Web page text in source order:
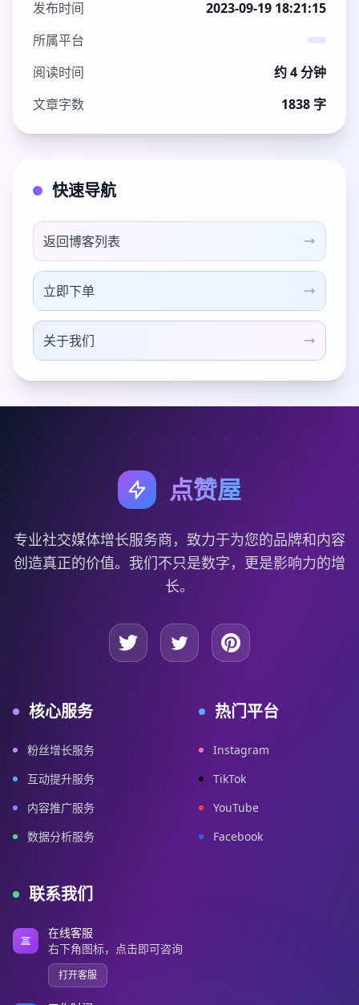
发布时间
2023-09-19 18:21:15
所属平台
阅读时间
约 4 分钟
文章字数
1838 字
快速导航
返回博客列表
立即下单
关于我们
点赞屋
专业社交媒体增长服务商，致力于为您的品牌和内容
创造真正的价值。我们不只是数字，更是影响力的增
长。
核心服务
粉丝增长服务
互动提升服务
内容推广服务
数据分析服务
热门平台
Instagram
TikTok
YouTube
Facebook
联系我们
在线客服
右下角图标，点击即可咨询
打开客服